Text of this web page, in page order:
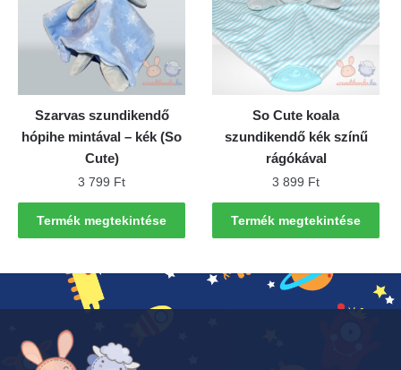
Szarvas szundikendő
hópihe mintával – kék (So
Cute)
3 799 Ft
Termék megtekintése
So Cute koala
szundikendő kék színű
rágókával
3 899 Ft
Termék megtekintése